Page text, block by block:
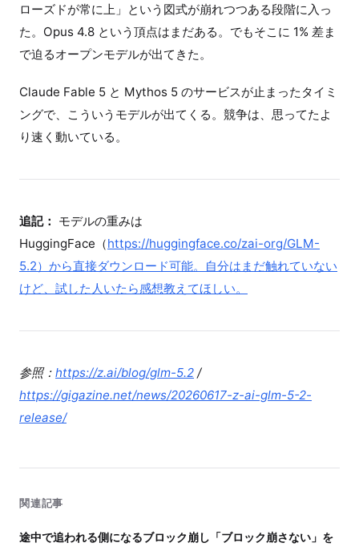
ローズドが常に上」という図式が崩れつつある段階に入っ
た。Opus 4.8 という頂点はまだある。でもそこに 1% 差ま
で迫るオープンモデルが出てきた。
Claude Fable 5 と Mythos 5 のサービスが止まったタイミ
ングで、こういうモデルが出てくる。競争は、思ってたよ
り速く動いている。
追記： モデルの重みは
HuggingFace（https://huggingface.co/zai-org/GLM-
5.2）から直接ダウンロード可能。自分はまだ触れていない
けど、試した人いたら感想教えてほしい。
参照： https://z.ai/blog/glm-5.2 /
https://gigazine.net/news/20260617-z-ai-glm-5-2-
release/
関連記事
途中で追われる側になるブロック崩し「ブロック崩さない」を